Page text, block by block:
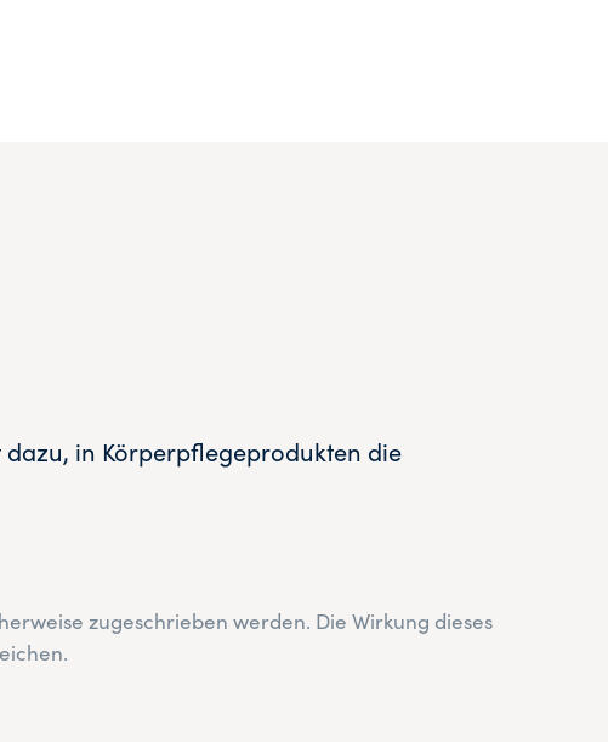
in Körperpflegeprodukten die
zugeschrieben werden. Die Wirkung dieses